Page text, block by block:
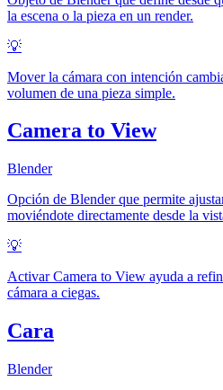
la escena o la pieza en un render.
💡
Mover la cámara con intención
volumen de una pieza simple.
Camera to View
Blender
Opción de Blender que permite
moviéndote directamente desde la
💡
Activar Camera to View ayuda a
cámara a ciegas.
Cara
Blender